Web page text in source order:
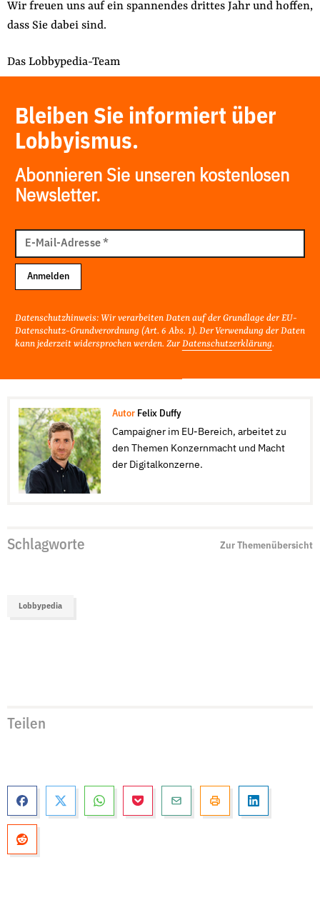
Wir freuen uns auf ein spannendes drittes Jahr und hoffen,
dass Sie dabei sind.
Das Lobbypedia-Team
Bleiben Sie informiert über
Lobbyismus.
Abonnieren Sie unseren kostenlosen
Newsletter.
Mail
Adresse
E-Mail-Adresse*
Anmelden
Datenschutzhinweis: Wir verarbeiten Daten auf der Grundlage der EU-
Datenschutz-Grundverordnung (Art. 6 Abs. 1). Der Verwendung der Daten
kann jederzeit widersprochen werden. Zur Datenschutzerklärung.
Autor Felix Duffy
Campaigner im EU-Bereich, arbeitet zu
den Themen Konzernmacht und Macht
der Digitalkonzerne.
Schlagworte Zur Themenübersicht
Lobbypedia
Teilen